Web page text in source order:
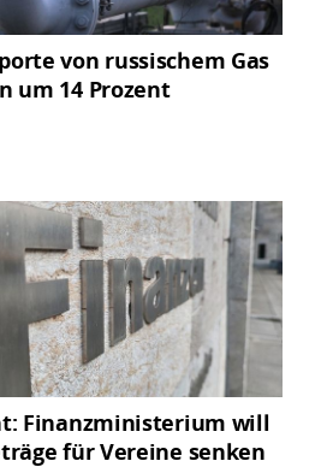
von russischem Gas
um 14 Prozent
Finanzministerium will
für Vereine senken